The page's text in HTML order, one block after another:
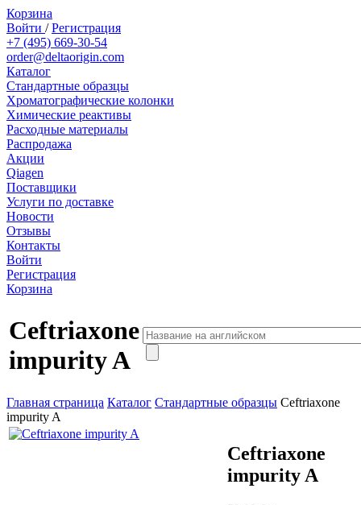
Корзина
Войти /Регистрация
+7 (495) 669-30-54
order@deltaorigin.com
Каталог
Стандартные образцы
Хроматографические колонки
Химические реактивы
Расходные материалы
Распродажа
Акции
Qiagen
Поставщики
Услуги по доставке
Новости
Отзывы
Контакты
Войти
Регистрация
Корзина
Ceftriaxone
impurity A
Главная страница Каталог Стандартные образцы Ceftriaxone
impurity A
Ceftriaxone
impurity A